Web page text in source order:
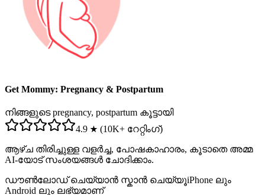
Get Mommy: Pregnancy & Postpartum
നിങ്ങളുടെ pregnancy, postpartum കൂട്ടായി
4.9 ★ (10K+ റേറ്റിംഗ്)
ആഴ്ച തിരിച്ചുള്ള വളർച്ച, പോഷകാഹാരം, കൂടാതെ അമ്മ
AI-യോട് സംശയങ്ങൾ ചോദിക്കാം.
ഡൗൺലോഡ് ചെയ്യാൻ സ്കാൻ ചെയ്യൂiPhone ലും
Android ലും ലഭ്യമാണ്